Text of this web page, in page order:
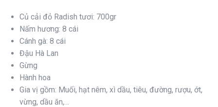
Củ cải đỏ Radish tươi: 700gr
Nấm hương: 8 cái
Cánh gà: 8 cái
Đậu Hà Lan
Gừng
Hành hoa
Gia vị gồm: Muối, hạt nêm, xì dầu, tiêu, đường, rượu, ớt,
vừng, dầu ăn,…